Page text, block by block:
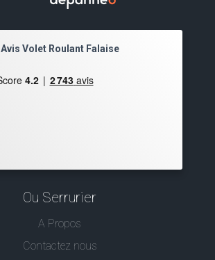
Avis Volet Roulant Falaise
Ou Serrurier
A Propos
Contactez nous